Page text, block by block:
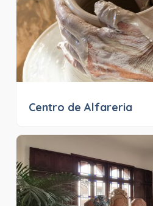
Centro de Alfareria